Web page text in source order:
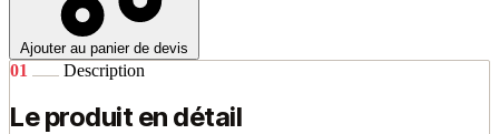
Ajouter au panier de devis
01 Description
Le produit en détail